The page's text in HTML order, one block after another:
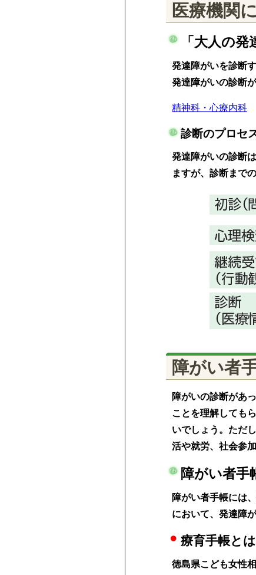
医療機関
「大人の
発達障がいを診断
発達障がいの診断
精神科・心療内科
診断のプロセ
発達障がいの診断
ますが、診断まで
障がい者
障がいの診断があ
ことを理解しても
いでしょう。ただ
活や就労、社会参
障がい者手
障がい者手帳には
において、発達障
療育手帳とは
徳島県こども女性